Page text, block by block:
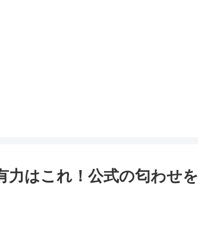
力はこれ！公式の匂わせを